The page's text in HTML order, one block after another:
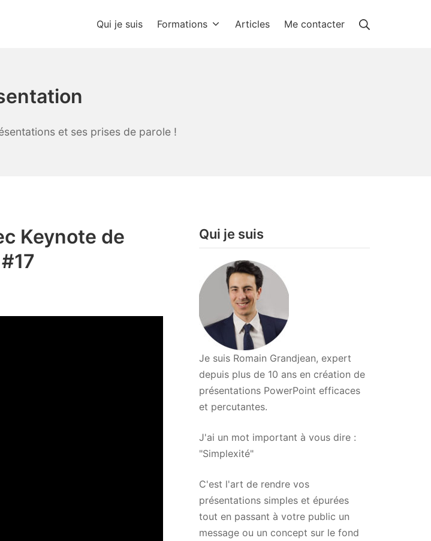
Qui je suis Formations Articles Me contacter
et ses prises de parole !
Keynote de
Qui je suis
Je suis Romain Grandjean, expert
depuis plus de 10 ans en création de
présentations PowerPoint efficaces
et percutantes.
J'ai un mot important à vous dire :
"Simplexité"
C'est l'art de rendre vos
présentations simples et épurées
tout en passant à votre public un
message ou un concept sur le fond